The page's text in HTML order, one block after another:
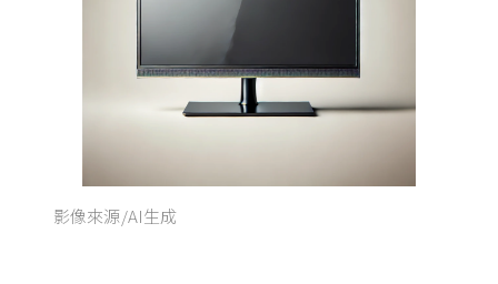
影像來源/AI生成